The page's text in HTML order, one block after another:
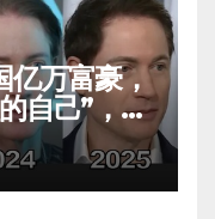
亿万富豪，
自己”，真